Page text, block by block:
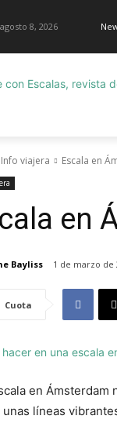
8, 2026
Info viajera Escala en
en
Bayliss 1 de marzo de
Cuota
en
unas líneas